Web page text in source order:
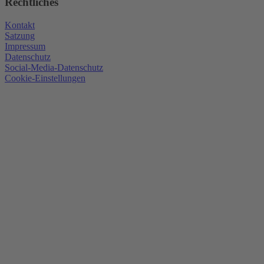
Kontakt
Satzung
Impressum
Datenschutz
Social-Media-Datenschutz
Cookie-Einstellungen